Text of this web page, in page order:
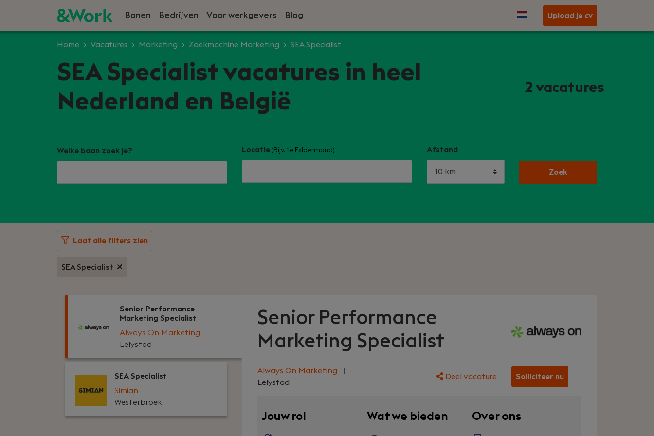
Banen Bedrijven Voor werkgevers Blog Upload je cv
Home Vacatures Marketing Zoekmachine Marketing SEA Specialist
SEA Specialist vacatures in heel
Nederland en België
2 vacatures
Welke baan zoek je? Locatie (Bijv. 1e Exloërmond) Afstand
Zoek
Laat alle filters zien
SEA Specialist
Senior Performance
Marketing Specialist
Always On Marketing
Lelystad
SEA Specialist
Simian
Westerbroek
Senior Performance
Marketing Specialist
Always On Marketing
Lelystad
Deel vacature Solliciteer nu
Jouw rol Wat we bieden Over ons